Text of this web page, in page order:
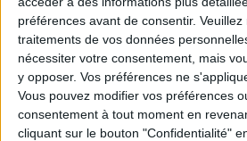
préférences avant de consentir.
traitements de vos données
nécessiter votre consentement, mais
y opposer. Vos préférences ne
Vous pouvez modifier vos préférences
consentement à tout moment en
cliquant sur le bouton "Confidentialité"